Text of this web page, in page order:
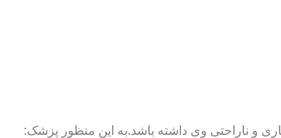
و ناراحتی وی داشته باشد.به این منظور پزشک: